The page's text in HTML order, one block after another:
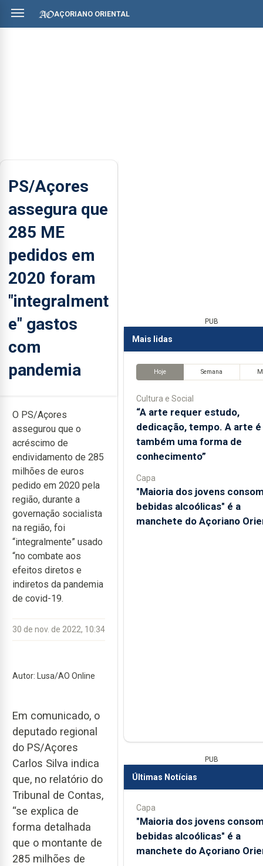
AÇORIANO ORIENTAL
PS/Açores
assegura que
285 ME
pedidos em
2020 foram
"integralment
e" gastos
com
pandemia
O PS/Açores
assegurou que o
acréscimo de
endividamento de 285
milhões de euros
pedido em 2020 pela
região, durante a
governação socialista
na região, foi
“integralmente” usado
“no combate aos
efeitos diretos e
indiretos da pandemia
de covid-19.
30 de nov. de 2022, 10:34
Autor: Lusa/AO Online
Em comunicado, o
deputado regional
do PS/Açores
Carlos Silva indica
que, no relatório do
Tribunal de Contas,
“se explica de
forma detalhada
que o montante de
285 milhões de
PUB
Mais lidas
Hoje Semana
Cultura e Social
“A arte requer estudo,
dedicação, tempo. A arte é
também uma forma de
conhecimento”
Capa
"Maioria dos jovens
bebidas alcoólicas" é a
manchete do Açoriano
PUB
Últimas Notícias
Capa
"Maioria dos jovens
bebidas alcoólicas" é a
manchete do Açoriano